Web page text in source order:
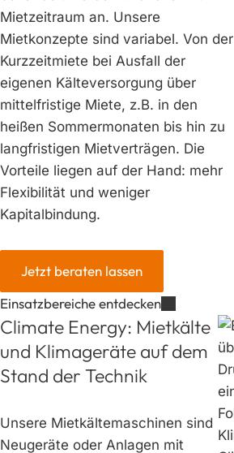
Mietzeitraum an. Unsere
Mietkonzepte sind variabel. Von der
Kurzzeitmiete bei Ausfall der
eigenen Kälteversorgung über
mittelfristige Miete, z.B. in den
heißen Sommermonaten bis hin zu
langfristigen Mietverträgen. Die
Vorteile liegen auf der Hand: mehr
Flexibilität und weniger
Kapitalbindung.
Jetzt beraten lassen
Einsatzbereiche entdecken
Climate Energy: Mietkälte
und Klimageräte auf dem
Stand der Technik
Unsere Mietkältemaschinen sind
Neugeräte oder Anlagen mit